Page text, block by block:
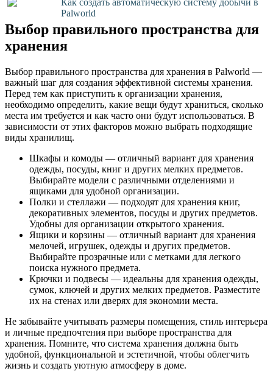
Palworld
Выбор правильного пространства для
хранения
Выбор правильного пространства для хранения в Palworld —
важный шаг для создания эффективной системы хранения.
Перед тем как приступить к организации хранения,
необходимо определить, какие вещи будут храниться, сколько
места им требуется и как часто они будут использоваться. В
зависимости от этих факторов можно выбрать подходящие
виды хранилищ.
Шкафы и комоды — отличный вариант для хранения
одежды, посуды, книг и других мелких предметов.
Выбирайте модели с различными отделениями и
ящиками для удобной организации.
Полки и стеллажи — подходят для хранения книг,
декоративных элементов, посуды и других предметов.
Удобны для организации открытого хранения.
Ящики и корзины — отличный вариант для хранения
мелочей, игрушек, одежды и других предметов.
Выбирайте прозрачные или с метками для легкого
поиска нужного предмета.
Крючки и подвесы — идеальны для хранения одежды,
сумок, ключей и других мелких предметов. Разместите
их на стенах или дверях для экономии места.
Не забывайте учитывать размеры помещения, стиль интерьера
и личные предпочтения при выборе пространства для
хранения. Помните, что система хранения должна быть
удобной, функциональной и эстетичной, чтобы облегчить
жизнь и создать уютную атмосферу в доме.